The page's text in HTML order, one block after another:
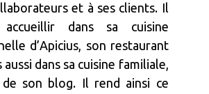
et à ses clients. Il
dans sa cuisine
d’Apicius, son restaurant
dans sa cuisine familiale,
son blog. Il rend ainsi ce